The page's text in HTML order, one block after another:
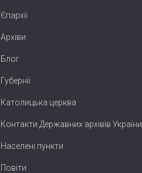
Єпархії
Архіви
Блог
Губернії
Католицька церква
Контакти Державних архівів України
Населені пункти
Повіти